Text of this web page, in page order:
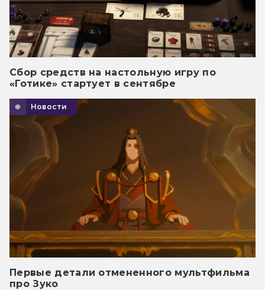
Сбор средств на настольную игру по
«Готике» стартует в сентябре
Новости
Первые детали отмененного мультфильма
про Зуко